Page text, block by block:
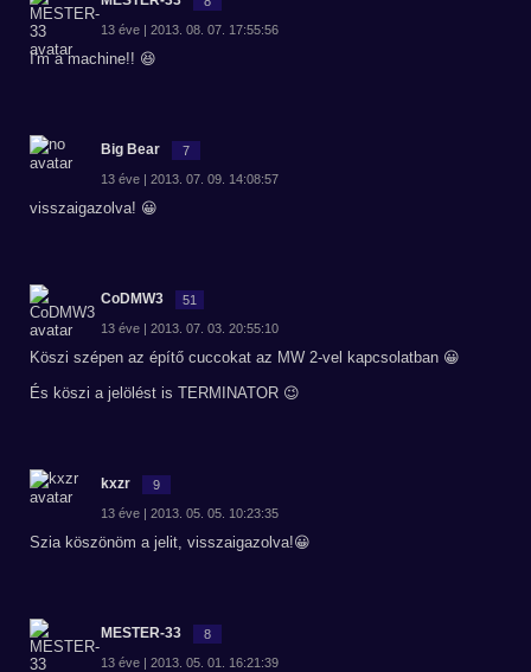
13 éve | 2013. 08. 07. 17:55:56
I'm a machine!! 😆
Big Bear 7
13 éve | 2013. 07. 09. 14:08:57
visszaigazolva! 😀
CoDMW3 51
13 éve | 2013. 07. 03. 20:55:10
Köszi szépen az építő cuccokat az MW 2-vel kapcsolatban 😀
És köszi a jelölést is TERMINATOR 😉
kxzr 9
13 éve | 2013. 05. 05. 10:23:35
Szia köszönöm a jelit, visszaigazolva!😀
MESTER-33 8
13 éve | 2013. 05. 01. 16:21:39